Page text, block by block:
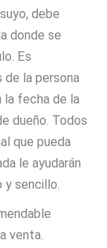
debe
donde se
Es
de la persona
la fecha de la
dueño. Todos
que pueda
le ayudarán
y sencillo.
venta.